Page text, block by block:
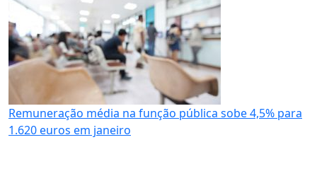
Remuneração média na função pública sobe 4,5% para
1.620 euros em janeiro